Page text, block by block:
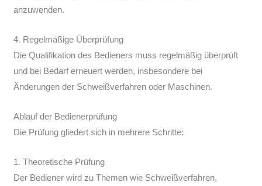
anzuwenden.
4. Regelmäßige Überprüfung
Die Qualifikation des Bedieners muss regelmäßig überprüft
und bei Bedarf erneuert werden, insbesondere bei
Änderungen der Schweißverfahren oder Maschinen.
Ablauf der Bedienerprüfung
Die Prüfung gliedert sich in mehrere Schritte:
1. Theoretische Prüfung
Der Bediener wird zu Themen wie Schweißverfahren,